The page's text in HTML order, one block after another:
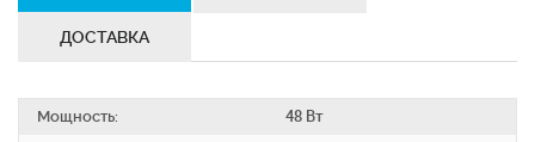
ДОСТАВКА
Мощность:
48 Вт